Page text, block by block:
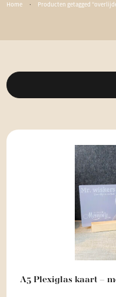
Home · Producten getagged
A5 Plexiglas kaart –